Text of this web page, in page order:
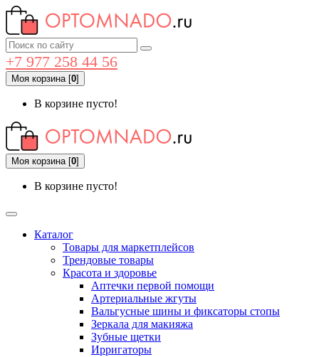
+7 977 258 44 56
Моя корзина[0]
В корзине пусто!
Моя корзина[0]
В корзине пусто!
Каталог
Товары для маркетплейсов
Трендовые товары
Красота и здоровье
Аптечки первой помощи
Артериальные жгуты
Вальгусные шины и фиксаторы стопы
Зеркала для макияжа
Зубные щетки
Ирригаторы